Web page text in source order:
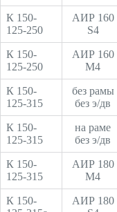
К 150-
125-250
АИР 160
S4
К 150-
125-250
АИР 160
М4
К 150-
125-315
без рамы
без э/дв
К 150-
125-315
на раме
без э/дв
К 150-
125-315
АИР 180
М4
К 150-
АИР 180